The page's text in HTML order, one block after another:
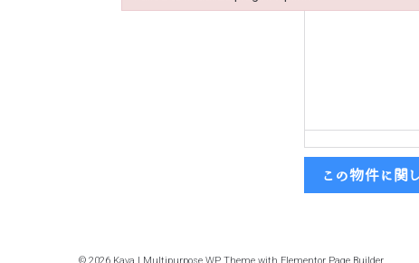
この物件に関
Failed to initialize plugin: wplink